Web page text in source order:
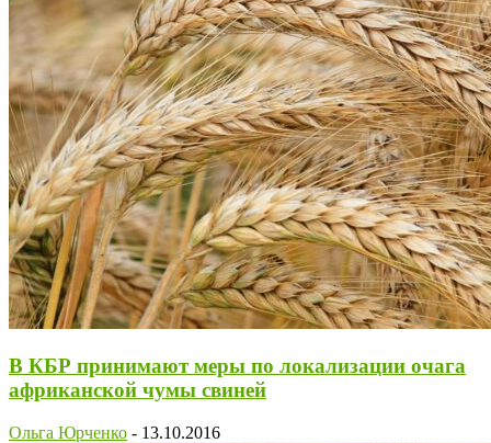
В КБР принимают меры по локализации очага
африканской чумы свиней
Ольга Юрченко - 13.10.2016